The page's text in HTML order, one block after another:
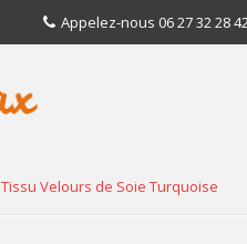
Appelez-nous 06 27 32 28
Tissu Velours de Soie Turquoise